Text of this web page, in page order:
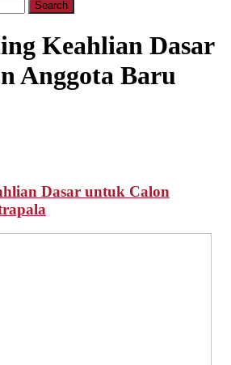
Keahlian Dasar
Anggota Baru
Dasar untuk Calon